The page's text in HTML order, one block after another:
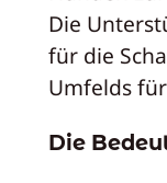
Die
für die
Umfelds
Die